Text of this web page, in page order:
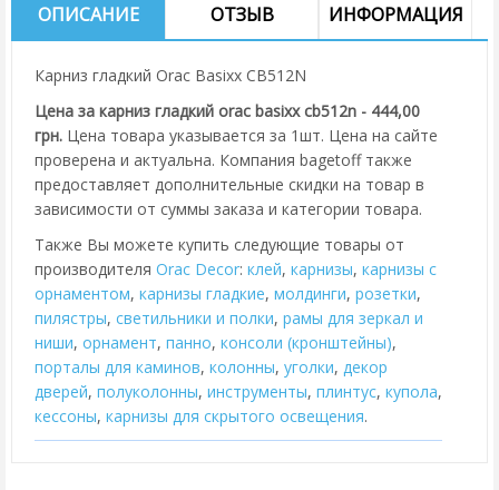
ОПИСАНИЕ ОТЗЫВ ИНФОРМАЦИЯ
Карниз гладкий Orac Basixx CB512N
Цена за карниз гладкий orac basixx cb512n - 444,00
грн. Цена товара указывается за 1шт. Цена на сайте
проверена и актуальна. Компания bagetoff также
предоставляет дополнительные скидки на товар в
зависимости от суммы заказа и категории товара.
Также Вы можете купить следующие товары от
производителя Orac Decor: клей, карнизы, карнизы с
орнаментом, карнизы гладкие, молдинги, розетки,
пилястры, cветильники и полки, рамы для зеркал и
ниши, орнамент, панно, консоли (кронштейны),
порталы для каминов, колонны, уголки, декор
дверей, полуколонны, инструменты, плинтус, купола,
кессоны, карнизы для скрытого освещения.